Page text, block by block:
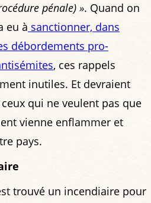
pénale) ». Quand on
eu à sanctionner, dans
débordements pro-
, ces rappels
inutiles. Et devraient
qui ne veulent pas que
vienne enflammer et
pays.
trouvé un incendiaire pour